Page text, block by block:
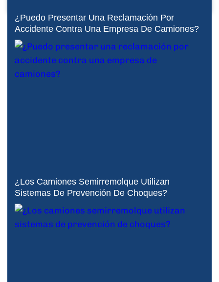
¿Puedo Presentar Una Reclamación Por
Accidente Contra Una Empresa De Camiones?
¿Los Camiones Semirremolque Utilizan
Sistemas De Prevención De Choques?